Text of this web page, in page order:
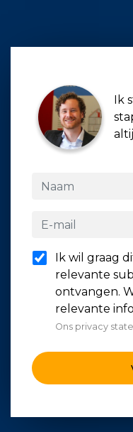
Ik
Ik wil graag
relevante
ontvangen.
relevante
Ons privacy